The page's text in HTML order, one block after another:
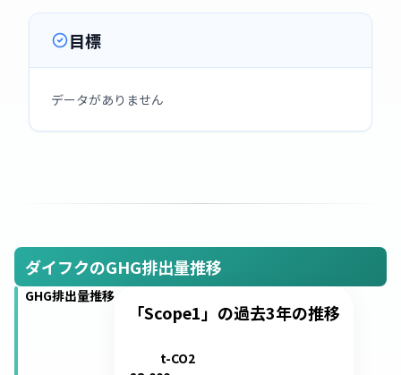
目標
データがありません
ダイフクのGHG排出量推移
GHG排出量推移
「Scope1」の過去3年の推移
t-CO2